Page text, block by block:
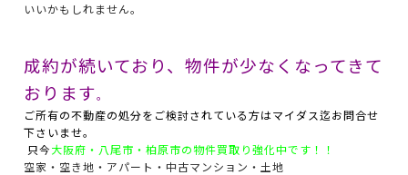
いいかもしれません。
成約が続いており、物件が少なくなってきて
おります。
ご所有の不動産の処分をご検討されている方はマイダス迄お問合せ
下さいませ。
只今大阪府・八尾市・柏原市の物件買取り強化中です！！
空家・空き地・アパート・中古マンション・土地